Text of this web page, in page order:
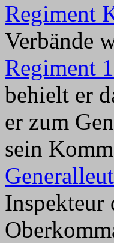
Regiment
Verbände
Regiment 1
behielt er
er zum
sein
Inspekteur